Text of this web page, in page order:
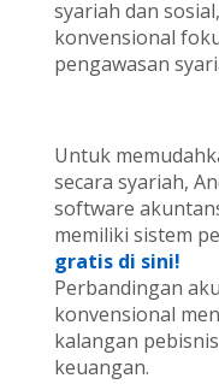
syariah dan
konvensional
pengawasan
Untuk
secara syariah,
software
memiliki sistem
gratis di sini!
Perbandingan
konvensional
kalangan
keuangan.